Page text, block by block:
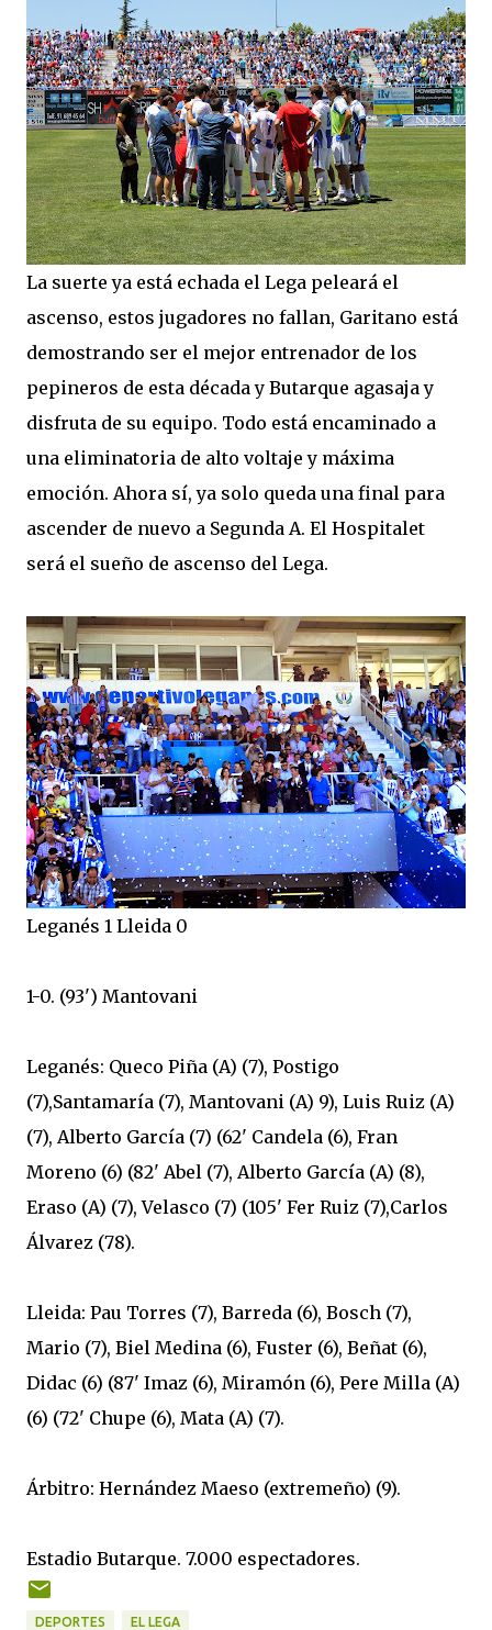
La suerte ya está echada el Lega peleará el
ascenso, estos jugadores no fallan, Garitano está
demostrando ser el mejor entrenador de los
pepineros de esta década y Butarque agasaja y
disfruta de su equipo. Todo está encaminado a
una eliminatoria de alto voltaje y máxima
emoción. Ahora sí, ya solo queda una final para
ascender de nuevo a Segunda A. El Hospitalet
será el sueño de ascenso del Lega.
Leganés 1 Lleida 0
1-0. (93') Mantovani
Leganés: Queco Piña (A) (7), Postigo
(7),Santamaría (7), Mantovani (A) 9), Luis Ruiz (A)
(7), Alberto García (7) (62' Candela (6), Fran
Moreno (6) (82' Abel (7), Alberto García (A) (8),
Eraso (A) (7), Velasco (7) (105' Fer Ruiz (7),Carlos
Álvarez (78).
Lleida: Pau Torres (7), Barreda (6), Bosch (7),
Mario (7), Biel Medina (6), Fuster (6), Beñat (6),
Didac (6) (87' Imaz (6), Miramón (6), Pere Milla (A)
(6) (72' Chupe (6), Mata (A) (7).
Árbitro: Hernández Maeso (extremeño) (9).
Estadio Butarque. 7.000 espectadores.
DEPORTES EL LEGA